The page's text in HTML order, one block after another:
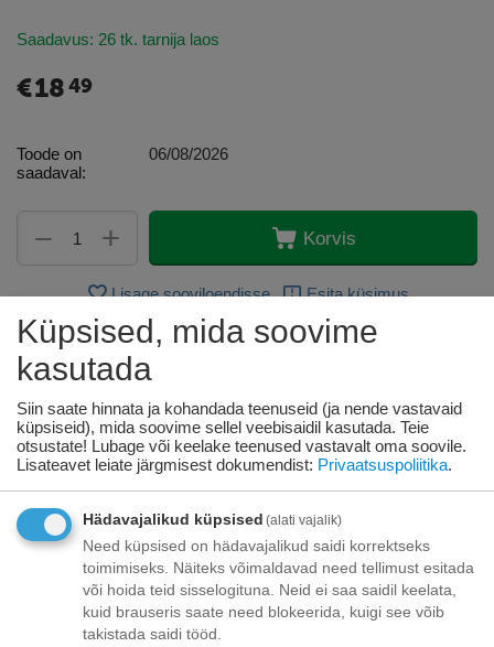
Saadavus: 26 tk. tarnija laos
€1849
Toode on
saadaval:
06/08/2026
+
− Korvis
Lisage sooviloendisse Esita küsimus
Kohaletoimetamine
70.00 euro!
Saatmiskulud kuni 69,99 eurot:
Venipaki kullerteenus – 10.00 EUR
Unisend pakiautomaat - 3,50 eurot
Omniva pakiautomaat - 5,00 eurot
Makse
Küpsised, mida soovime
kasutada
Siin saate hinnata ja kohandada teenuseid (ja nende vastavaid
küpsiseid), mida soovime sellel veebisaidil kasutada. Teie
otsustate! Lubage või keelake teenused vastavalt oma soovile.
Lisateavet leiate järgmisest dokumendist: Privaatsuspoliitika.
Hädavajalikud küpsised (alati vajalik)
Need küpsised on hädavajalikud saidi korrektseks
toimimiseks. Näiteks võimaldavad need tellimust esitada
või hoida teid sisselogituna. Neid ei saa saidil keelata,
kuid brauseris saate need blokeerida, kuigi see võib
takistada saidi tööd.